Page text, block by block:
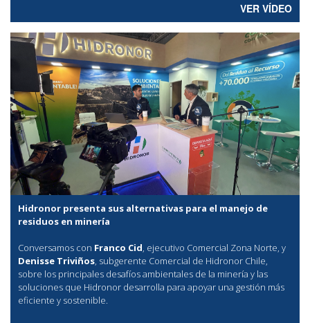
VER VÍDEO
Hidronor presenta sus alternativas para el manejo de
residuos en minería
Conversamos con Franco Cid, ejecutivo Comercial Zona Norte, y
Denisse Triviños, subgerente Comercial de Hidronor Chile,
sobre los principales desafíos ambientales de la minería y las
soluciones que Hidronor desarrolla para apoyar una gestión más
eficiente y sostenible.